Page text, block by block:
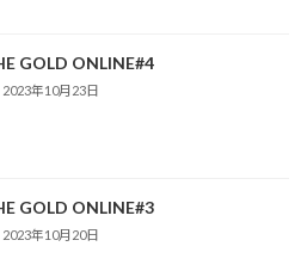
GOLD ONLINE#4
2023年10月23日
GOLD ONLINE#3
2023年10月20日